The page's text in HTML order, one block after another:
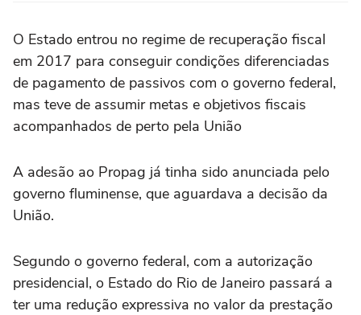
O Estado entrou no regime de recuperação fiscal
em 2017 para ‌conseguir condições diferenciadas
de pagamento ‌de passivos ⁠com ⁠o governo federal,
mas teve de assumir ⁠metas ‌e objetivos fiscais
‌acompanhados de perto pela União
A adesão ao Propag já tinha sido anunciada pelo
governo ⁠fluminense, que aguardava a decisão da
União.
Segundo o governo federal, com a autorização
presidencial, o Estado ‌do Rio de Janeiro passará a
ter uma redução expressiva no ⁠valor da prestação